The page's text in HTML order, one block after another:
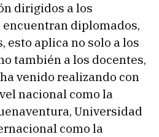
dirigidos a los
diplomados,
esto aplica no solo a los
también a los docentes,
venido realizando con
nacional como la
Universidad
como la